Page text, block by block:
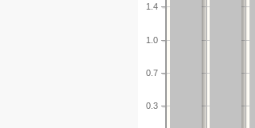
0.3
0.7
1.0
1.4